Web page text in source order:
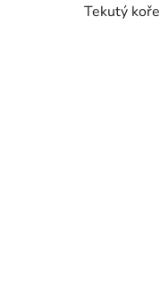
Tekutý